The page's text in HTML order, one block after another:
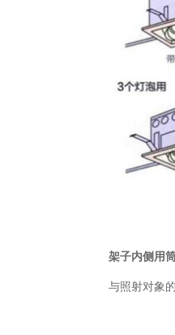
架子内侧用
与照射对象